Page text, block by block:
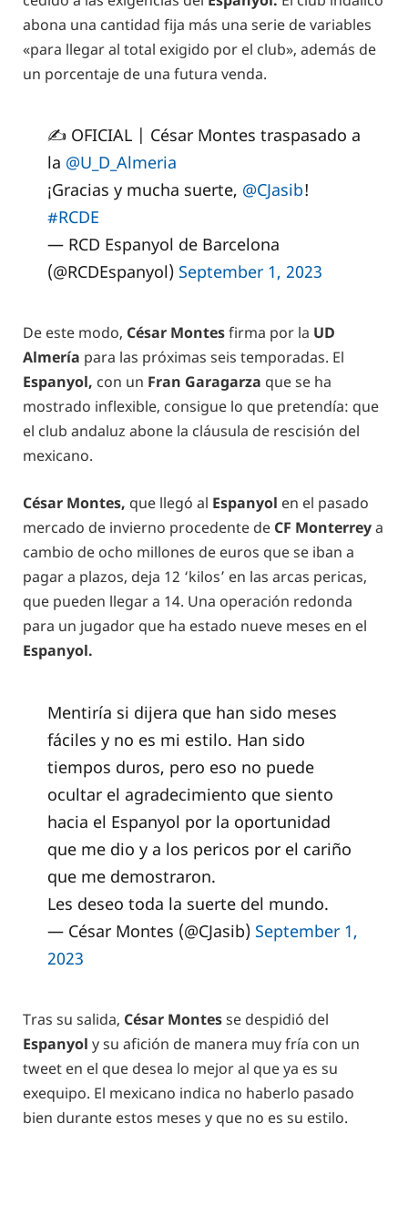
abona una cantidad fija más una serie de variables
«para llegar al total exigido por el club», además de
un porcentaje de una futura venda.
✍️ OFICIAL | César Montes traspasado a
la @U_D_Almeria
¡Gracias y mucha suerte, @CJasib!
#RCDE
— RCD Espanyol de Barcelona
(@RCDEspanyol) September 1, 2023
De este modo, César Montesfirma por la UD
Almería para las próximas seis temporadas. El
Espanyol, con un Fran Garagarza que se ha
mostrado inflexible, consigue lo que pretendía: que
el club andaluz abone la cláusula de rescisión del
mexicano.
César Montes, que llegó al Espanyol en el pasado
mercado de invierno procedente de CF Monterreya
cambio de ocho millones de euros que se iban a
pagar a plazos, deja 12 ‘kilos’ en las arcas pericas,
que pueden llegar a 14. Una operación redonda
para un jugador que ha estado nueve meses en el
Espanyol.
Mentiría si dijera que han sido meses
fáciles y no es mi estilo. Han sido
tiempos duros, pero eso no puede
ocultar el agradecimiento que siento
hacia el Espanyol por la oportunidad
que me dio y a los pericos por el cariño
que me demostraron.
Les deseo toda la suerte del mundo.
— César Montes (@CJasib) September 1,
2023
Tras su salida, César Montesse despidió del
Espanyol y su afición de manera muy fría con un
tweet en el que desea lo mejor al que ya es su
exequipo. El mexicano indica no haberlo pasado
bien durante estos meses y que no es su estilo.